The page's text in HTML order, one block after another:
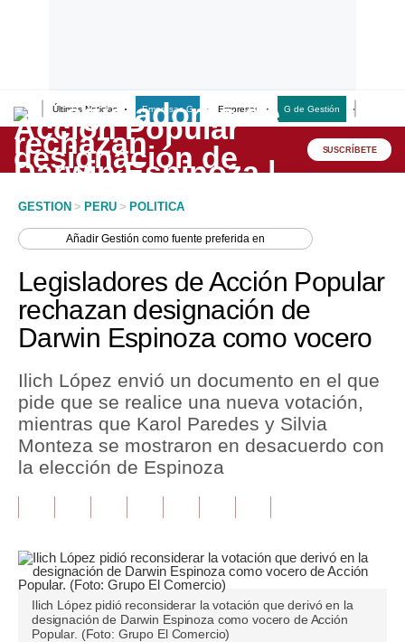
Últimas Noticias Empresas G Empresas G de Gestión
Lo último
Peru Quiosco
Economía
Mercados
Política
Tu Dinero
Finanzas Personales
Opinión
Editorial
SUSCRÍBETE
GESTION > PERU > POLITICA
AñadirGestión como fuente preferida en
Legisladores de Acción Popular
rechazan designación de
Darwin Espinoza como vocero
Ilich López envió un documento en el que
pide que se realice una nueva votación,
mientras que Karol Paredes y Silvia
Monteza se mostraron en desacuerdo con
la elección de Espinoza
Ilich López pidió reconsiderar la votación que derivó en la
designación de Darwin Espinoza como vocero de Acción
Popular. (Foto: Grupo El Comercio)